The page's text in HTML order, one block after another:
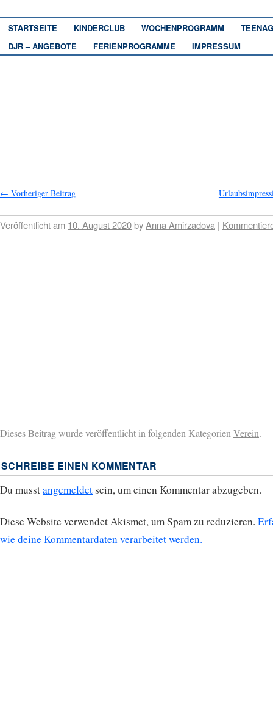
STARTSEITE KINDERCLUB WOCHENPROGRAMM
DJR – ANGEBOTE
FERIENPROGRAMME IMPRESSUM
← Vorheriger Beitrag
Veröffentlicht am 10. August 2020byAnna Amirzadova |
Dieses Beitrag wurde veröffentlicht in folgenden KategorienVerein.
SCHREIBE EINEN KOMMENTAR
Du musstangemeldet sein, um einen Kommentar abzugeben.
Diese Website verwendet Akismet, um Spam zu reduzieren.
wie deine Kommentardaten verarbeitet werden.